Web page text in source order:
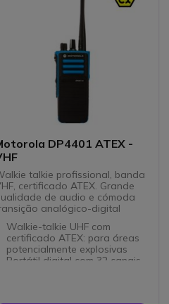
DP4401 ATEX -
talkie profissional, banda
certificado ATEX. Grande
de audio e cómoda
analógico-digital
Walkie-talkie UHF com
certificado ATEX: para áreas
potencialmente explosivas
Portátil digital com 32 canais